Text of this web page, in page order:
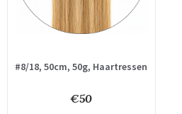
#8/18, 50cm, 50g, Haartressen
€50